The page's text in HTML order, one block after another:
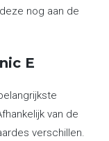
nog aan de
E
van de
verschillen.